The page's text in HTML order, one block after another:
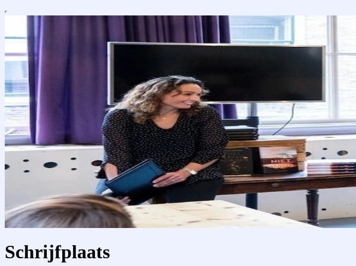
Schrijfplaats